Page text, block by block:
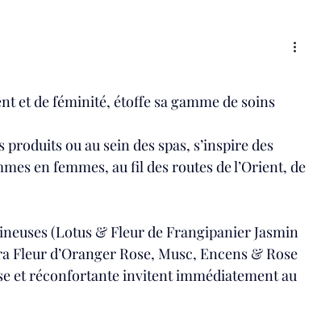
et de féminité, étoffe sa gamme de soins
ou au sein des spas, s’inspire des
en femmes, au fil des routes de l’Orient, de
(Lotus & Fleur de Frangipanier Jasmin
Fleur d’Oranger Rose, Musc, Encens & Rose
et réconfortante invitent immédiatement au